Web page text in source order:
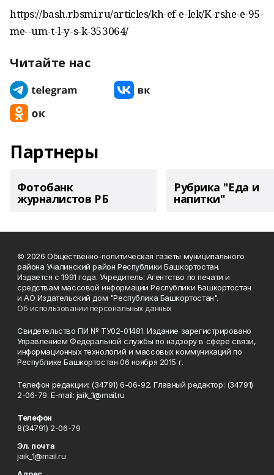
https://bash.rbsmi.ru/articles/kh-ef-e-lek/K-rshe-e-95-
me--um-t-l-y-s-k-353064/
Читайте нас
Партнеры
Фотобанк
журналистов РБ
Рубрика "Еда и
напитки"
© 2026 Общественно-политическая газеты муниципального
района Учалинский район Республики Башкортостан.
Издается с 1991 года. Учредитель: Агентство по печати и
средствам массовой информации Республики Башкортостан
и АО Издательский дом "Республика Башкортостан".
Об использовании персональных данных
Свидетельство ПИ № ТУ02-01481. Издание зарегистрировано
Управлением Федеральной службы по надзору в сфере связи,
информационных технологий и массовых коммуникаций по
Республике Башкортостан 06 ноября 2015 г.
Телефон редакции: (34791) 6-06-92. Главный редактор: (34791)
2-06-79. Е-mаil: jaik_1@mail.ru
Телефон
8(34791) 2-06-79
Эл. почта
jaik_1@mail.ru